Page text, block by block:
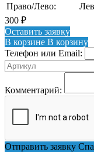
Право/Лево:
300 ₽
Оставить заявку
В корзине В корзину
Телефон или Email:
Комментарий:
Отправить заявку